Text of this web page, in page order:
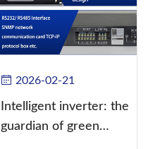
2026-02-21
Intelligent inverter: the
guardian of green